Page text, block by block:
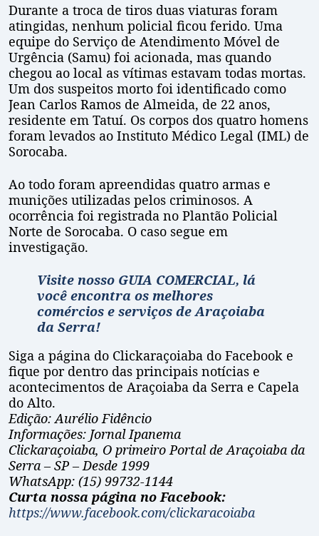
Durante a troca de tiros duas viaturas foram
atingidas, nenhum policial ficou ferido. Uma
equipe do Serviço de Atendimento Móvel de
Urgência (Samu) foi acionada, mas quando
chegou ao local as vítimas estavam todas mortas.
Um dos suspeitos morto foi identificado como
Jean Carlos Ramos de Almeida, de 22 anos,
residente em Tatuí. Os corpos dos quatro homens
foram levados ao Instituto Médico Legal (IML) de
Sorocaba.
Ao todo foram apreendidas quatro armas e
munições utilizadas pelos criminosos. A
ocorrência foi registrada no Plantão Policial
Norte de Sorocaba. O caso segue em
investigação.
Visite nosso GUIA COMERCIAL, lá
você encontra os melhores
comércios e serviços de Araçoiaba
da Serra!
Siga a página do Clickaraçoiaba do Facebook e
fique por dentro das principais notícias e
acontecimentos de Araçoiaba da Serra e Capela
do Alto.
Edição: Aurélio Fidêncio
Informações: Jornal Ipanema
Clickaraçoiaba, O primeiro Portal de Araçoiaba da
Serra – SP – Desde 1999
WhatsApp: (15) 99732-1144
Curta nossa página no Facebook:
https://www.facebook.com/clickaracoiaba